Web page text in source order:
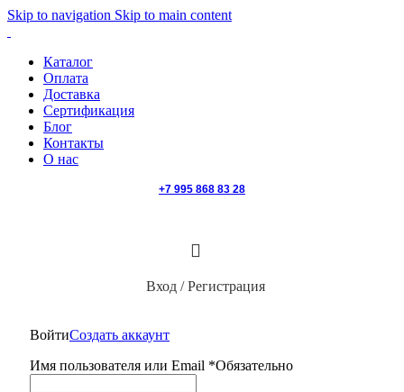
Skip to navigation Skip to main content
Каталог
Оплата
Доставка
Сертификация
Блог
Контакты
О нас
+7 995 868 83 28
Вход / Регистрация
ВойтиСоздать аккаунт
Имя пользователя или Email *Обязательно